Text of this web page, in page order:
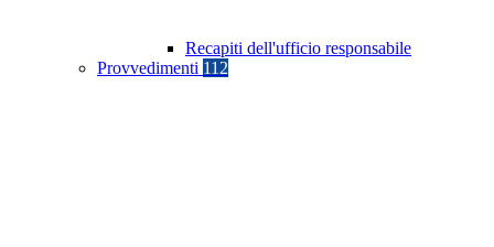
Recapiti dell'ufficio responsabile
Provvedimenti 112